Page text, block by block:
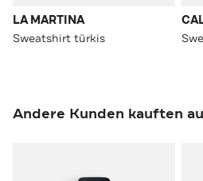
LA MARTINA
Sweatshirt türkis
Andere Kunden kauften